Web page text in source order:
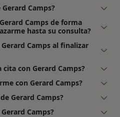
Camps?
Camps de forma
hasta su consulta?
Camps al finalizar
con Gerard Camps?
con Gerard Camps?
Gerard Camps?
Camps?